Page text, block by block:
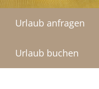
Urlaub anfragen
Urlaub buchen